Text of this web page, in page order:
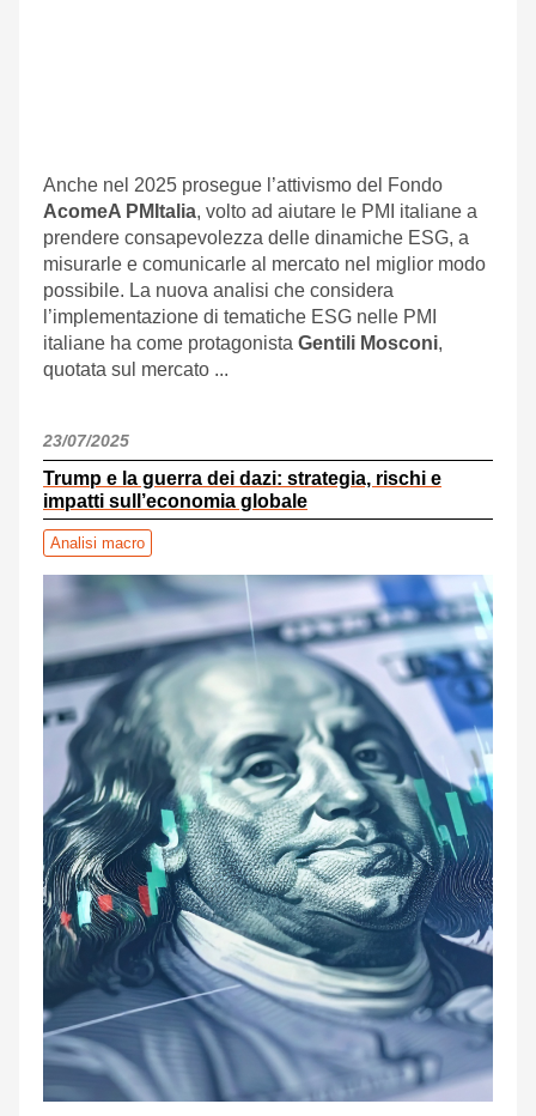
Anche nel 2025 prosegue l’attivismo del Fondo
AcomeA PMItalia, volto ad aiutare le PMI italiane a
prendere consapevolezza delle dinamiche ESG, a
misurarle e comunicarle al mercato nel miglior modo
possibile. La nuova analisi che considera
l’implementazione di tematiche ESG nelle PMI
italiane ha come protagonista Gentili Mosconi,
quotata sul mercato ...
23/07/2025
Trump e la guerra dei dazi: strategia, rischi e
impatti sull’economia globale
Analisi macro